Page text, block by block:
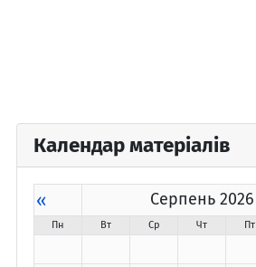
Календар матеріалів
« Серпень 2026
Пн Вт Ср Чт Пт